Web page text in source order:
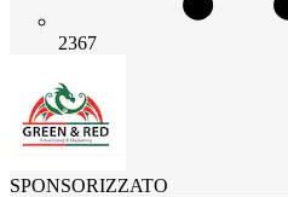
2367
SPONSORIZZATO